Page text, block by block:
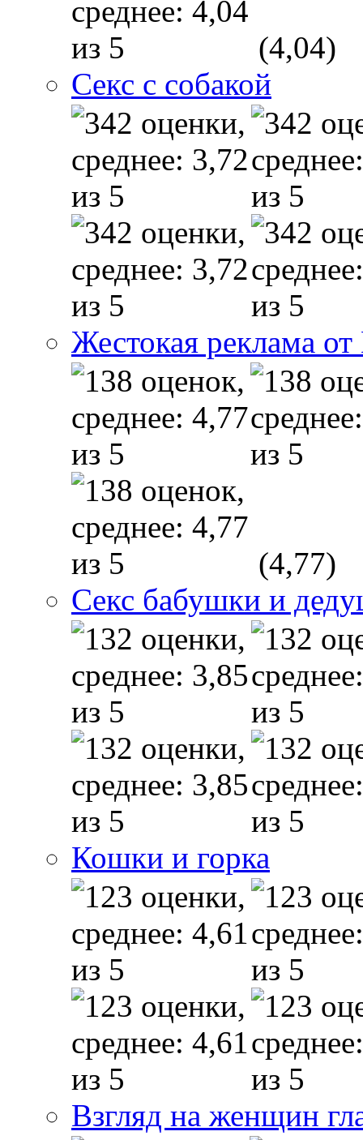
(4,04)
Секс с собакой
Жестокая реклама
(4,77)
Секс бабушки и
Кошки и горка
Взгляд на женщин